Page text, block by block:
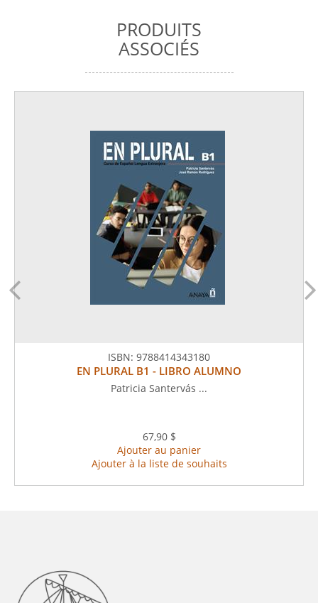
PRODUITS
ASSOCIÉS
ISBN: 9788414343180
EN PLURAL B1 - LIBRO ALUMNO
Patricia Santervás ...
67,90 $
Ajouter au panier
Ajouter à la liste de souhaits